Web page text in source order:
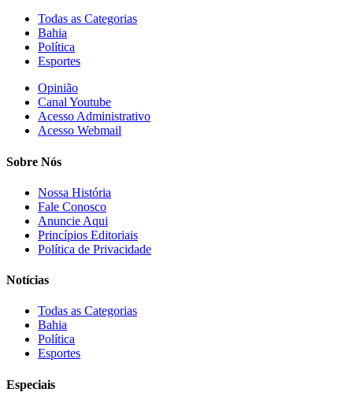
Todas as Categorias
Bahia
Política
Esportes
Opinião
Canal Youtube
Acesso Administrativo
Acesso Webmail
Sobre Nós
Nossa História
Fale Conosco
Anuncie Aqui
Princípios Editoriais
Política de Privacidade
Notícias
Todas as Categorias
Bahia
Política
Esportes
Especiais